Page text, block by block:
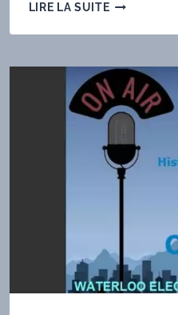
LIRE LA SUITERADIO
AMIGO,
RADIOS
OFFSHORES.